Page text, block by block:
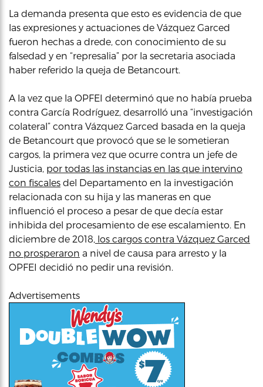
La demanda presenta que esto es evidencia de que
las expresiones y actuaciones de Vázquez Garced
fueron hechas a drede, con conocimiento de su
falsedad y en “represalia” por la secretaria asociada
haber referido la queja de Betancourt.
A la vez que la OPFEI determinó que no había prueba
contra García Rodríguez, desarrolló una “investigación
colateral” contra Vázquez Garced basada en la queja
de Betancourt que provocó que se le sometieran
cargos, la primera vez que ocurre contra un jefe de
Justicia, por todas las instancias en las que intervino
con fiscales del Departamento en la investigación
relacionada con su hija y las maneras en que
influenció el proceso a pesar de que decía estar
inhibida del procesamiento de ese escalamiento. En
diciembre de 2018, los cargos contra Vázquez Garced
no prosperaron a nivel de causa para arresto y la
OPFEI decidió no pedir una revisión.
Advertisements